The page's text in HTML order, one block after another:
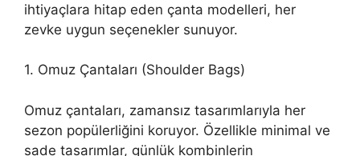
ihtiyaçlara hitap eden çanta modelleri, her
zevke uygun seçenekler sunuyor.
1. Omuz Çantaları (Shoulder Bags)
Omuz çantaları, zamansız tasarımlarıyla her
sezon popülerliğini koruyor. Özellikle minimal ve
sade tasarımlar, günlük kombinlerin